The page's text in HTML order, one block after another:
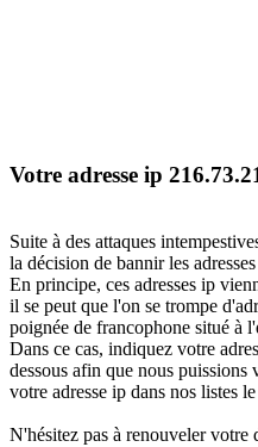
Votre adresse ip
Suite à des attaques
la décision de bannir les
En principe, ces adresses ip
il se peut que l'on se trompe
poignée de francophone situé à
Dans ce cas, indiquez votre
dessous afin que nous
votre adresse ip dans nos listes
N'hésitez pas à renouveler votre